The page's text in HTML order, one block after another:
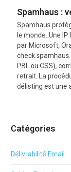
Spamhaus :
Spamhaus
le monde. Une
par Microsoft,
PBL ou CSS),
retrait. La
délisting est une
Catégories
Délivrabilité Email